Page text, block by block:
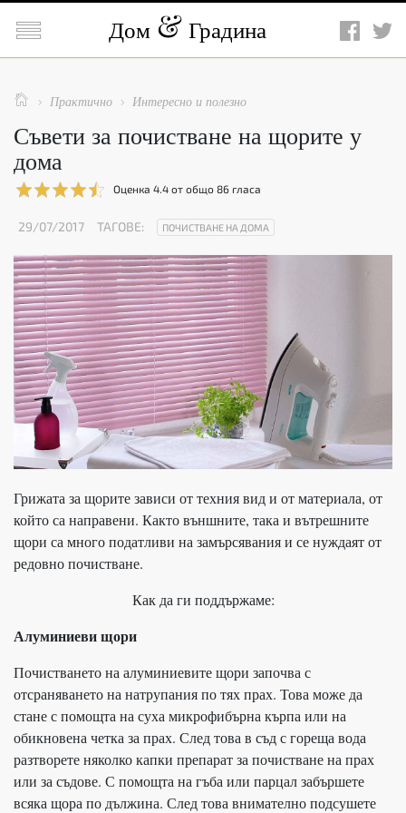
 Дом Градина
  Практично  Интересно и полезно
Съвети за почистване на щорите у
дома
Оценка 4.4 от общо 86 гласа
29/07/2017 ТАГОВЕ: ПОЧИСТВАНЕ НА ДОМА
Грижата за щорите зависи от техния вид и от материала, от
който са направени. Както външните, така и вътрешните
щори са много податливи на замърсявания и се нуждаят от
редовно почистване.
Как да ги поддържаме:
Алуминиеви щори
Почистването на алуминиевите щори започва с
отсраняването на натрупания по тях прах. Това може да
стане с помощта на суха микрофибърна кърпа или на
обикновена четка за прах. След това в съд с гореща вода
разтворете няколко капки препарат за почистване на прах
или за съдове. С помощта на гъба или парцал забършете
всяка щора по дължина. След това внимателно подсушете